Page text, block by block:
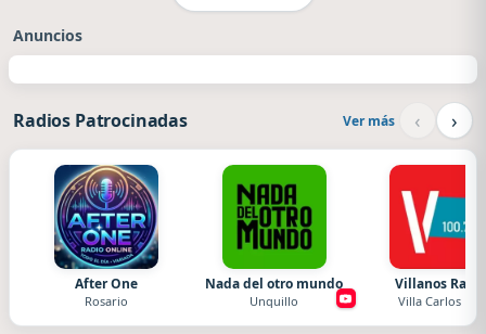
Anuncios
Radios Patrocinadas Ver más ‹ ›
After One
Rosario
Nada del otro mundo
Unquillo
Villanos
Villa Carlos Paz